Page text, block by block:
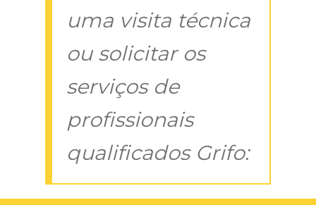
uma visita técnica
ou solicitar os
serviços de
profissionais
qualificados Grifo: